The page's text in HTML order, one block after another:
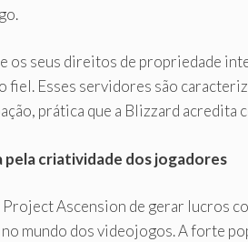
os seus direitos de propriedade
fiel. Esses servidores são
prática que a Blizzard acredita
pela criatividade dos jogadores
Project Ascension de gerar lucros
mundo dos videojogos. A forte